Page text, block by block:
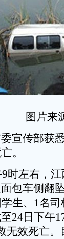
图片来
传部获悉
。
左右，江
包车侧翻
学生、1名
24日下午
无效死亡